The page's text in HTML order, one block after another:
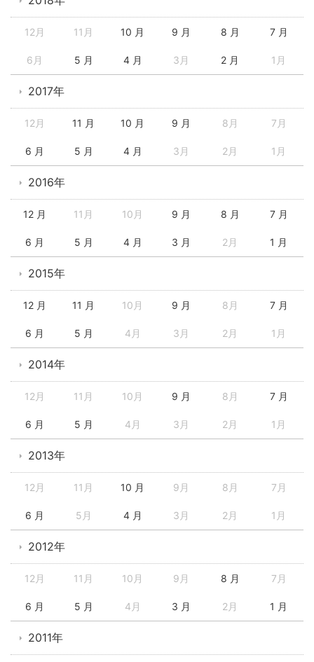
12月 11月 10 月 9 月 8 月 7 月
6月 5 月 4 月 3月 2 月 1月
2017年
12月 11 月 10 月 9 月 8月 7月
6 月 5 月 4 月 3月 2月 1月
2016年
12 月 11月 10月 9 月 8 月 7 月
6 月 5 月 4 月 3 月 2月 1 月
2015年
12 月 11 月 10月 9 月 8月 7 月
6 月 5 月 4月 3月 2月 1月
2014年
12月 11月 10月 9 月 8月 7 月
6 月 5 月 4月 3月 2月 1月
2013年
12月 11月 10 月 9月 8月 7月
6 月 5月 4 月 3月 2月 1月
2012年
12月 11月 10月 9月 8 月 7月
6 月 5 月 4月 3 月 2月 1 月
2011年